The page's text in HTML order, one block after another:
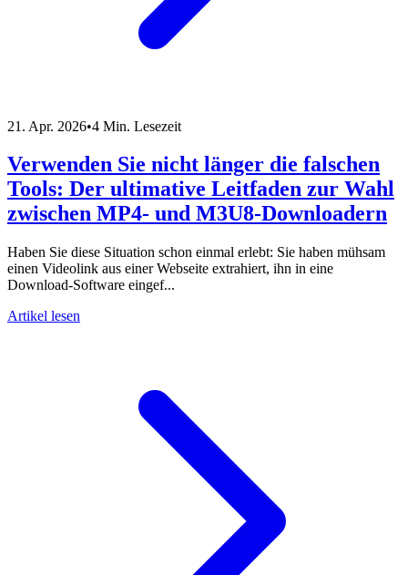
21. Apr. 2026•4 Min. Lesezeit
Verwenden Sie nicht länger die falschen
Tools: Der ultimative Leitfaden zur Wahl
zwischen MP4- und M3U8-Downloadern
Haben Sie diese Situation schon einmal erlebt: Sie haben mühsam
einen Videolink aus einer Webseite extrahiert, ihn in eine
Download-Software eingef...
Artikel lesen